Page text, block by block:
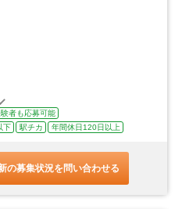
者も応募可能
下 駅チカ 年間休日120日以上
の募集状況を問い合わせる